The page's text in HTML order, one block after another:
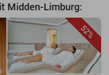
Midden-Limburg:
52%